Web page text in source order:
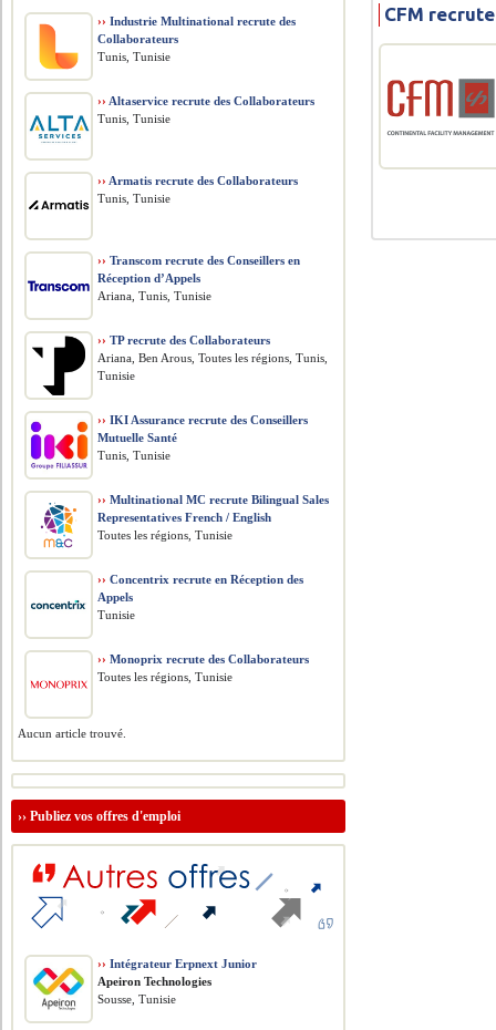
CFM
›› Industrie Multinational recrute des
Collaborateurs
Tunis, Tunisie
›› Altaservice recrute des Collaborateurs
Tunis, Tunisie
›› Armatis recrute des Collaborateurs
Tunis, Tunisie
›› Transcom recrute des Conseillers en
Réception d’Appels
Ariana, Tunis, Tunisie
›› TP recrute des Collaborateurs
Ariana, Ben Arous, Toutes les régions, Tunis,
Tunisie
›› IKI Assurance recrute des Conseillers
Mutuelle Santé
Tunis, Tunisie
›› Multinational MC recrute Bilingual Sales
Representatives French / English
Toutes les régions, Tunisie
›› Concentrix recrute en Réception des
Appels
Tunisie
›› Monoprix recrute des Collaborateurs
Toutes les régions, Tunisie
Aucun article trouvé.
››Publiez vos offres d'emploi
›› Intégrateur Erpnext Junior
Apeiron Technologies
Sousse, Tunisie